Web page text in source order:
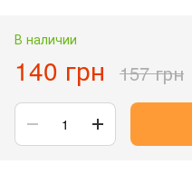
В наличии
140 грн 157 грн